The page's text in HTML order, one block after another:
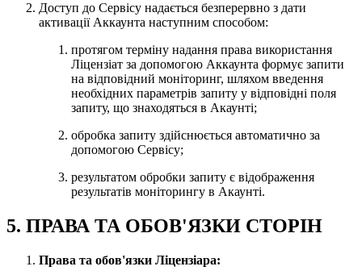
Доступ до Сервісу надається безперервно з дати
активації Аккаунта наступним способом:
протягом терміну надання права використання
Ліцензіат за допомогою Аккаунта формує запити
на відповідний моніторинг, шляхом введення
необхідних параметрів запиту у відповідні поля
запиту, що знаходяться в Акаунті;
обробка запиту здійснюється автоматично за
допомогою Сервісу;
результатом обробки запиту є відображення
результатів моніторингу в Акаунті.
5. ПРАВА ТА ОБОВ'ЯЗКИ СТОРІН
Права та обов'язки Ліцензіара: